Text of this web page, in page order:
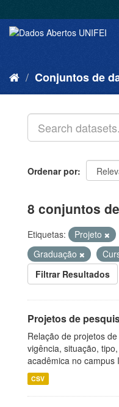
Conjuntos de
Ordenar por
8 conjuntos
Etiquetas: Projeto
Graduação
Filtrar Resultados
Projetos de
Relação de projetos
vigência, situação,
acadêmica no campus
CSV